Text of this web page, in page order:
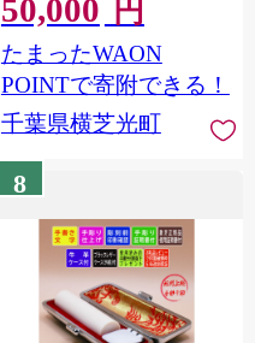
【1623871】
50,000 円
たまったWAON
POINTで寄附できる！
千葉県横芝光町
8